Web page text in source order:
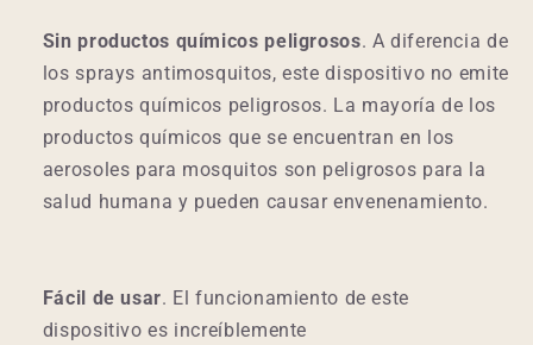
Sin productos químicos peligrosos. A diferencia de
los sprays antimosquitos, este dispositivo no emite
productos químicos peligrosos. La mayoría de los
productos químicos que se encuentran en los
aerosoles para mosquitos son peligrosos para la
salud humana y pueden causar envenenamiento.
Fácil de usar. El funcionamiento de este
dispositivo es increíblemente